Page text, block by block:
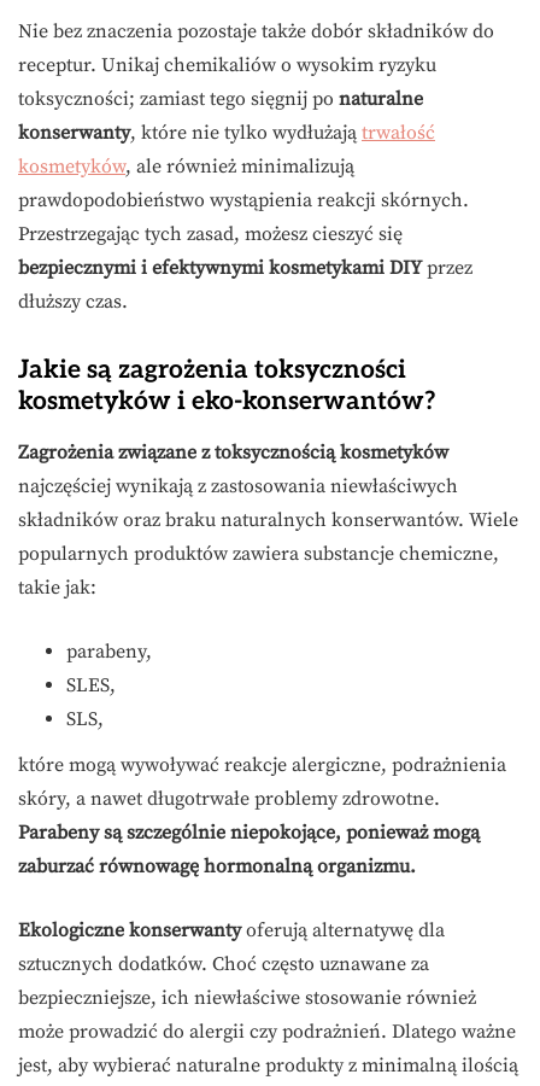
Nie bez znaczenia pozostaje także dobór składników do
receptur. Unikaj chemikaliów o wysokim ryzyku
toksyczności; zamiast tego sięgnij po naturalne
konserwanty, które nie tylko wydłużają trwałość
kosmetyków, ale również minimalizują
prawdopodobieństwo wystąpienia reakcji skórnych.
Przestrzegając tych zasad, możesz cieszyć się
bezpiecznymi i efektywnymi kosmetykami DIYprzez
dłuższy czas.
Jakie są zagrożenia toksyczności
kosmetyków i eko-konserwantów?
Zagrożenia związane z toksycznością kosmetyków
najczęściej wynikają z zastosowania niewłaściwych
składników oraz braku naturalnych konserwantów. Wiele
popularnych produktów zawiera substancje chemiczne,
takie jak:
parabeny,
SLES,
SLS,
które mogą wywoływać reakcje alergiczne, podrażnienia
skóry, a nawet długotrwałe problemy zdrowotne.
Parabeny są szczególnie niepokojące, ponieważ mogą
zaburzać równowagę hormonalną organizmu.
Ekologiczne konserwantyoferują alternatywę dla
sztucznych dodatków. Choć często uznawane za
bezpieczniejsze, ich niewłaściwe stosowanie również
może prowadzić do alergii czy podrażnień. Dlatego ważne
jest, aby wybierać naturalne produkty z minimalną ilością